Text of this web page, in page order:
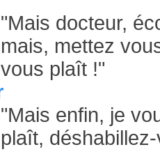
"Mais docteur,
mais, mettez
vous plaît !"
"Mais enfin, je
plaît,